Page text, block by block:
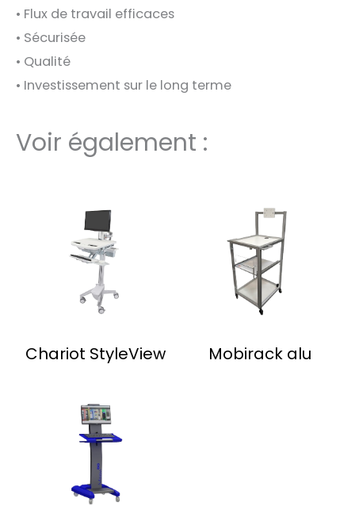
• Flux de travail efficaces
• Sécurisée
• Qualité
• Investissement sur le long terme
Voir également :
Chariot StyleView Mobirack alu